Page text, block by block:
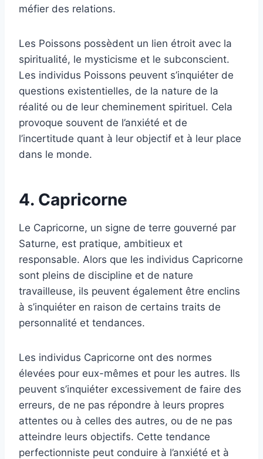
méfier des relations.
Les Poissons possèdent un lien étroit avec la
spiritualité, le mysticisme et le subconscient.
Les individus Poissons peuvent s’inquiéter de
questions existentielles, de la nature de la
réalité ou de leur cheminement spirituel. Cela
provoque souvent de l’anxiété et de
l’incertitude quant à leur objectif et à leur place
dans le monde.
4. Capricorne
Le Capricorne, un signe de terre gouverné par
Saturne, est pratique, ambitieux et
responsable. Alors que les individus Capricorne
sont pleins de discipline et de nature
travailleuse, ils peuvent également être enclins
à s’inquiéter en raison de certains traits de
personnalité et tendances.
Les individus Capricorne ont des normes
élevées pour eux-mêmes et pour les autres. Ils
peuvent s’inquiéter excessivement de faire des
erreurs, de ne pas répondre à leurs propres
attentes ou à celles des autres, ou de ne pas
atteindre leurs objectifs. Cette tendance
perfectionniste peut conduire à l’anxiété et à